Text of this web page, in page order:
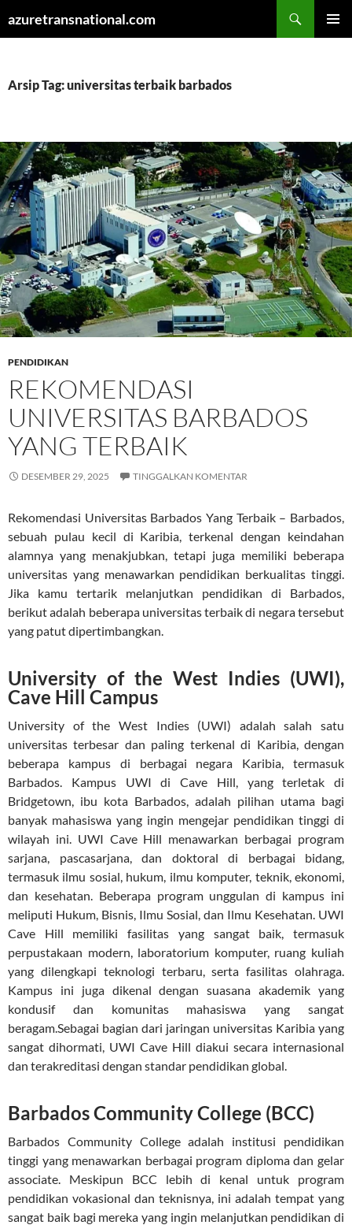
azuretransnational.com
Arsip Tag: universitas terbaik barbados
PENDIDIKAN
REKOMENDASI
UNIVERSITAS BARBADOS
YANG TERBAIK
DESEMBER 29, 2025 TINGGALKAN KOMENTAR
Rekomendasi Universitas Barbados Yang Terbaik – Barbados,
sebuah pulau kecil di Karibia, terkenal dengan keindahan
alamnya yang menakjubkan, tetapi juga memiliki beberapa
universitas yang menawarkan pendidikan berkualitas tinggi.
Jika kamu tertarik melanjutkan pendidikan di Barbados,
berikut adalah beberapa universitas terbaik di negara tersebut
yang patut dipertimbangkan.
University of the West Indies (UWI),
Cave Hill Campus
University of the West Indies (UWI) adalah salah satu
universitas terbesar dan paling terkenal di Karibia, dengan
beberapa kampus di berbagai negara Karibia, termasuk
Barbados. Kampus UWI di Cave Hill, yang terletak di
Bridgetown, ibu kota Barbados, adalah pilihan utama bagi
banyak mahasiswa yang ingin mengejar pendidikan tinggi di
wilayah ini. UWI Cave Hill menawarkan berbagai program
sarjana, pascasarjana, dan doktoral di berbagai bidang,
termasuk ilmu sosial, hukum, ilmu komputer, teknik, ekonomi,
dan kesehatan. Beberapa program unggulan di kampus ini
meliputi Hukum, Bisnis, Ilmu Sosial, dan Ilmu Kesehatan. UWI
Cave Hill memiliki fasilitas yang sangat baik, termasuk
perpustakaan modern, laboratorium komputer, ruang kuliah
yang dilengkapi teknologi terbaru, serta fasilitas olahraga.
Kampus ini juga dikenal dengan suasana akademik yang
kondusif dan komunitas mahasiswa yang sangat
beragam.Sebagai bagian dari jaringan universitas Karibia yang
sangat dihormati, UWI Cave Hill diakui secara internasional
dan terakreditasi dengan standar pendidikan global.
Barbados Community College (BCC)
Barbados Community College adalah institusi pendidikan
tinggi yang menawarkan berbagai program diploma dan gelar
associate. Meskipun BCC lebih di kenal untuk program
pendidikan vokasional dan teknisnya, ini adalah tempat yang
sangat baik bagi mereka yang ingin melanjutkan pendidikan di